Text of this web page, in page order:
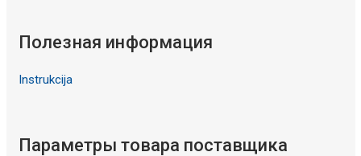
Полезная информация
Instrukcija
Параметры товара поставщика